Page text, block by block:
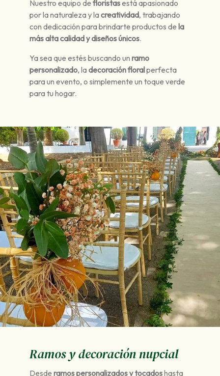
Nuestro equipo defloristasestá apasionado
por la naturaleza y lacreatividad, trabajando
con dedicación para brindarte productos de la
más alta calidad y diseños únicos.
Ya sea que estés buscando un ramo
personalizado, ladecoración floralperfecta
para un evento, o simplemente un toque verde
para tu hogar.
Ramos y decoración nupcial
Desde ramos personalizados y tocadoshasta